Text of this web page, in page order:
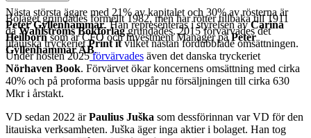
Nästa största ägare med 21% av kapitalet och 30% av rösterna är
Peter Gyllenhammar. Han representeras i styrelsen avCarina
Heilbornsom är CFO och Investment Manager påPeter
Gyllenhammar AB.
Bolaget grundades formellt 1982, men har rötter tillbaka till 1911
dåWahlströms Bokförlaggrundades. 2015 förvärvades det
litauiska tryckerietPrint itvilket nästan fördubblade omsättningen.
Under hösten 2025förvärvades även det danska tryckeriet
Nörhaven Book. Förvärvet ökar koncernens omsättning med cirka
40% och på proforma basis uppgår nu försäljningen till cirka 630
Mkr i årstakt.
VD sedan 2022 ärPaulius Juška som dessförinnan var VD för den
litauiska verksamheten. Juška äger inga aktier i bolaget. Han tog